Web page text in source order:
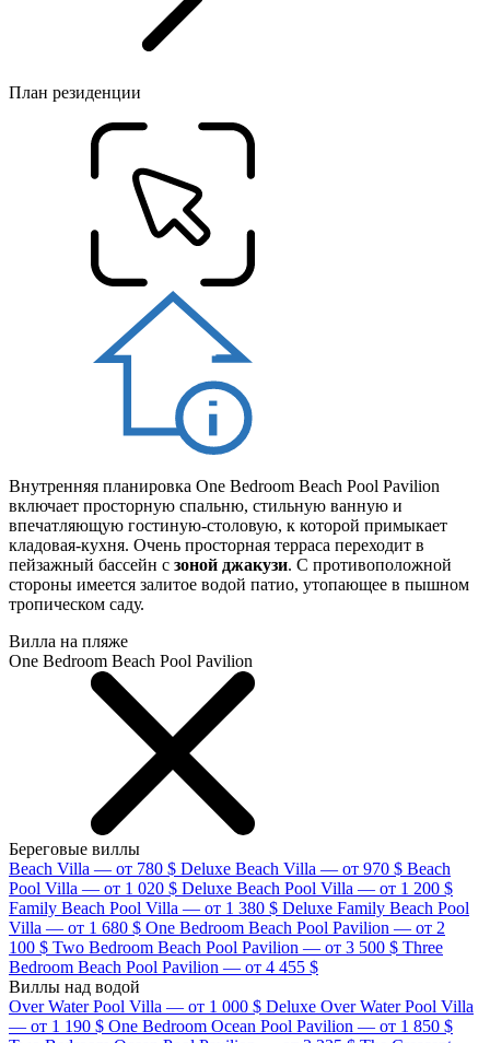
План резиденции
Внутренняя планировка One Bedroom Beach Pool Pavilion
включает просторную спальню, стильную ванную и
впечатляющую гостиную-столовую, к которой примыкает
кладовая-кухня. Очень просторная терраса переходит в
пейзажный бассейн с зоной джакузи. С противоположной
стороны имеется залитое водой патио, утопающее в пышном
тропическом саду.
Вилла на пляже
One Bedroom Beach Pool Pavilion
Береговые виллы
Beach Villa — от 780 $ Deluxe Beach Villa — от 970 $ Beach
Pool Villa — от 1 020 $ Deluxe Beach Pool Villa — от 1 200 $
Family Beach Pool Villa — от 1 380 $ Deluxe Family Beach Pool
Villa — от 1 680 $ One Bedroom Beach Pool Pavilion — от 2
100 $ Two Bedroom Beach Pool Pavilion — от 3 500 $ Three
Bedroom Beach Pool Pavilion — от 4 455 $
Виллы над водой
Over Water Pool Villa — от 1 000 $ Deluxe Over Water Pool Villa
— от 1 190 $ One Bedroom Ocean Pool Pavilion — от 1 850 $